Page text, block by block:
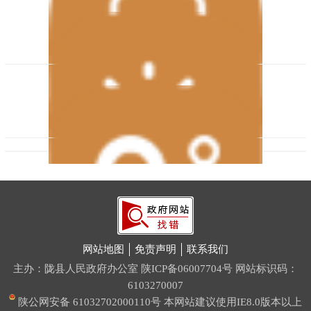
天气预报
网站地图 免责声明
联系我们
主办：陇县人民政府办公室 陕ICP备06007704号 网站标识码：
6103270007
陕公网安备 61032702000110号本网站建议使用IE8.0版本以上